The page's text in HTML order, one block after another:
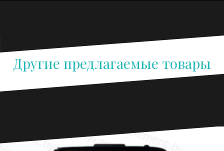
Другие предлагаемые товары